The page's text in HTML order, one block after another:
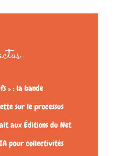
» : la bande
sur le processus
aux Éditions du Net
pour collectivités